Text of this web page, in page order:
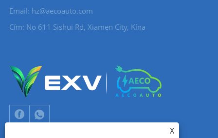
Email: hz@aecoauto.com
Cím: No 611 Sishui Rd, Xiamen City, Kína
X